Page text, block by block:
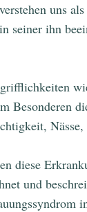
uns
seiner ihn
Besonderen
diese
und